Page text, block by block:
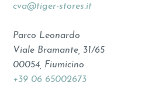
cva@tiger-stores.it
Parco Leonardo
Viale Bramante, 31/65
00054, Fiumicino
+39 06 65002673